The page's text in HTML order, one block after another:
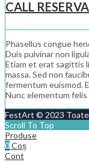
CALL
Phasellus congue
Duis pulvinar non
Etiam et erat sagittis
massa. Sed non
fermentum euismod.
Nunc elementum
FestArt © 2023
Scroll To Top
Produse
0Coș
Cont